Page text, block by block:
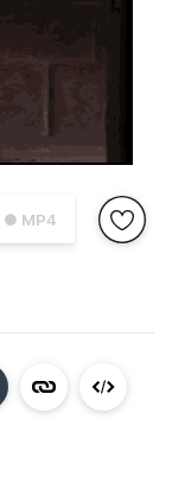
● MP4